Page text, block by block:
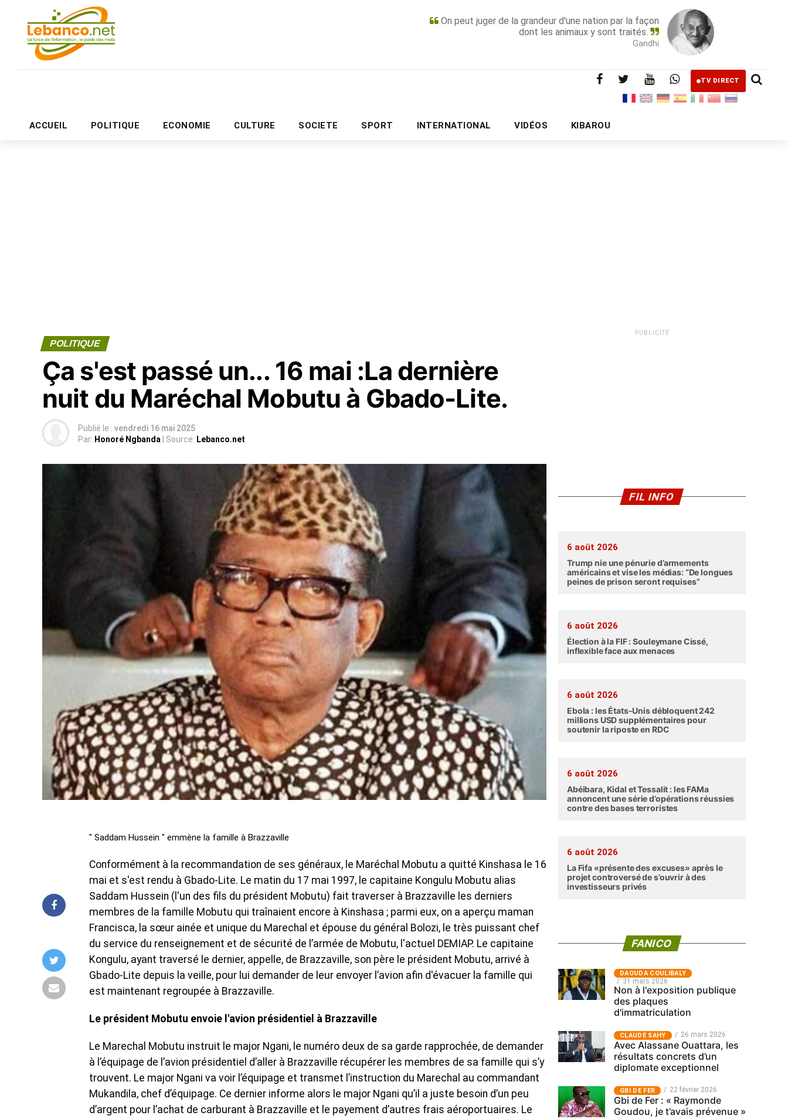
On peut juger de la grandeur d'une nation par la façon
dont les animaux y sont traités.
Gandhi
TV DIRECT
ACCUEIL POLITIQUE ECONOMIE CULTURE SOCIETE SPORT INTERNATIONAL VIDÉOS KIBAROU
PUBLICITÉ
POLITIQUE
Ça s'est passé un... 16 mai :La dernière
nuit du Maréchal Mobutu à Gbado-Lite.
Publié le : vendredi 16 mai 2025
Par: Honoré Ngbanda | Source: Lebanco.net
" Saddam Hussein " emmène la famille à Brazzaville
Conformément à la recommandation de ses généraux, le Maréchal Mobutu a quitté Kinshasa le 16
mai et s'est rendu à Gbado-Lite. Le matin du 17 mai 1997, le capitaine Kongulu Mobutu alias
Saddam Hussein (l'un des fils du président Mobutu) fait traverser à Brazzaville les derniers
membres de la famille Mobutu qui traînaient encore à Kinshasa ; parmi eux, on a aperçu maman
Francisca, la sœur ainée et unique du Marechal et épouse du général Bolozi, le très puissant chef
du service du renseignement et de sécurité de l’armée de Mobutu, l'actuel DEMIAP. Le capitaine
Kongulu, ayant traversé le dernier, appelle, de Brazzaville, son père le président Mobutu, arrivé à
Gbado-Lite depuis la veille, pour lui demander de leur envoyer l’avion afin d'évacuer la famille qui
est maintenant regroupée à Brazzaville.
Le président Mobutu envoie l'avion présidentiel à Brazzaville
Le Marechal Mobutu instruit le major Ngani, le numéro deux de sa garde rapprochée, de demander
à l’équipage de l’avion présidentiel d’aller à Brazzaville récupérer les membres de sa famille qui s’y
trouvent. Le major Ngani va voir l’équipage et transmet l’instruction du Marechal au commandant
Mukandila, chef d’équipage. Ce dernier informe alors le major Ngani qu’il a juste besoin d’un peu
d’argent pour l’achat de carburant à Brazzaville et le payement d’autres frais aéroportuaires. Le
PUBLICITÉ
FIL INFO
6 août 2026
Trump nie une pénurie d’armements
américains et vise les médias: “De longues
peines de prison seront requises”
6 août 2026
Élection à la FIF : Souleymane Cissé,
inflexible face aux menaces
6 août 2026
Ebola : les États-Unis débloquent 242
millions USD supplémentaires pour
soutenir la riposte en RDC
6 août 2026
Abéibara, Kidal et Tessalit : les FAMa
annoncent une série d’opérations réussies
contre des bases terroristes
6 août 2026
La Fifa «présente des excuses» après le
projet controversé de s’ouvrir à des
investisseurs privés
FANICO
‎DAOUDA COULIBALY
31 mars 2026
Non à l'exposition publique
des plaques
d'immatriculation
CLAUDE SAHY 26 mars 2026
Avec Alassane Ouattara, les
résultats concrets d’un
diplomate exceptionnel
GBI DE FER 22 février 2026
Gbi de Fer : « Raymonde
Goudou, je t’avais prévenue »